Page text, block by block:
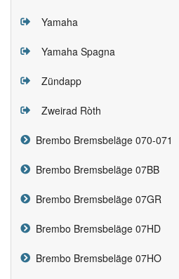
Yamaha
Yamaha Spagna
Zündapp
Zweirad Ròth
Brembo Bremsbeläge 070-071
Brembo Bremsbeläge 07BB
Brembo Bremsbeläge 07GR
Brembo Bremsbeläge 07HD
Brembo Bremsbeläge 07HO